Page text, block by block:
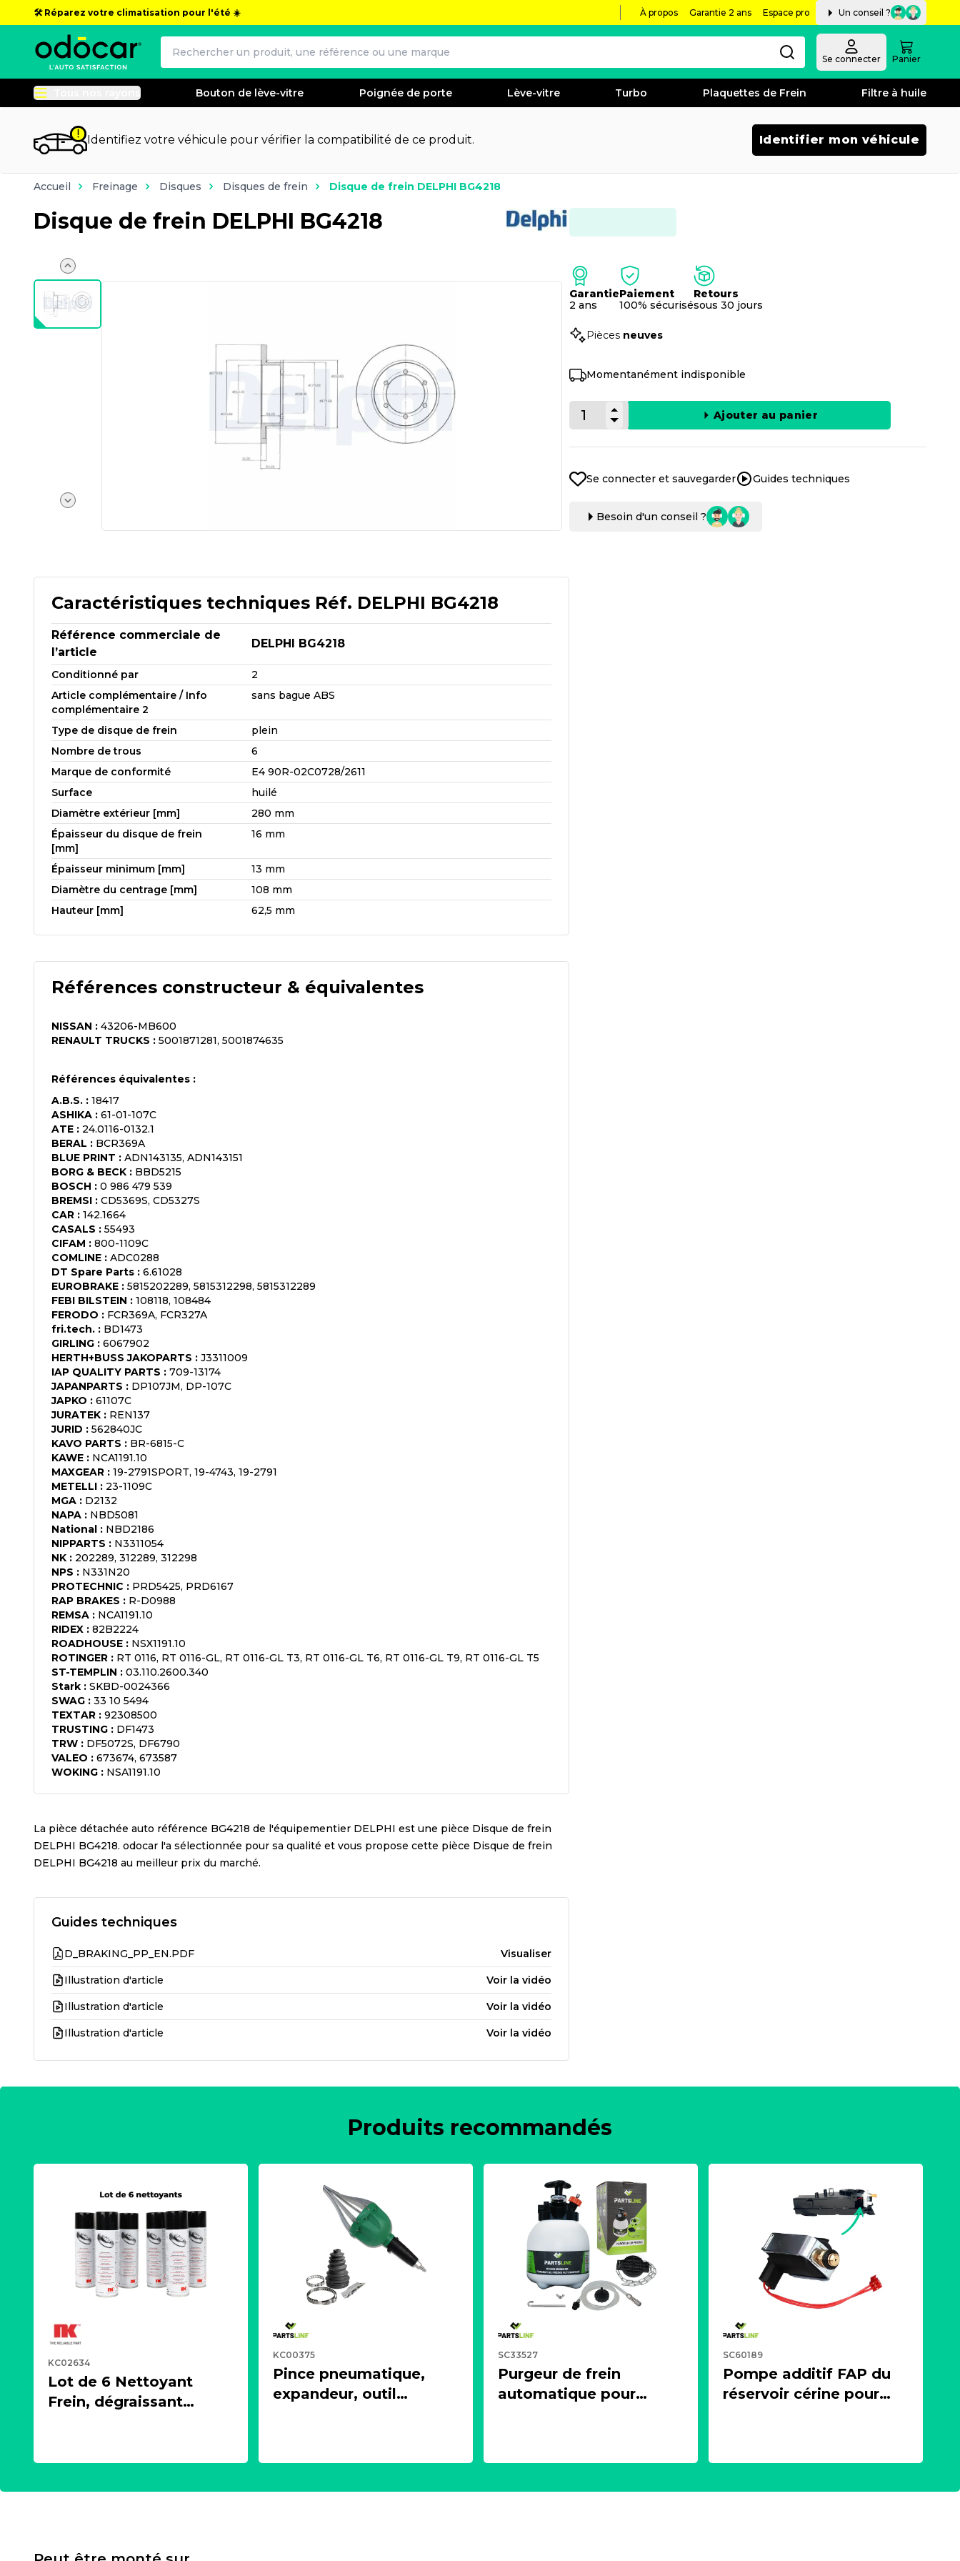
🛠️ Réparez votre climatisation pour l'été ☀️ À propos Garantie 2 ans Espace pro Un conseil ?
Se connecter Panier
Tous nos rayons Bouton de lève-vitre Poignée de porte Lève-vitre Turbo Plaquettes de Frein Filtre à huile
Identifiez votre véhicule pour vérifier la compatibilité de ce produit. Identifier mon véhicule
Accueil Freinage Disques Disques de frein Disque de frein DELPHI BG4218
Disque de frein DELPHI BG4218
Caractéristiques techniques Réf. DELPHI BG4218
Référence commerciale de
l’article
DELPHI BG4218
Conditionné par
2
Article complémentaire / Info
complémentaire 2
sans bague ABS
Type de disque de frein
plein
Nombre de trous
6
Marque de conformité
E4 90R-02C0728/2611
Surface
huilé
Diamètre extérieur [mm]
280 mm
Épaisseur du disque de frein
[mm]
16 mm
Épaisseur minimum [mm]
13 mm
Diamètre du centrage [mm]
108 mm
Hauteur [mm]
62,5 mm
Références constructeur & équivalentes
NISSAN : 43206-MB600
RENAULT TRUCKS : 5001871281, 5001874635
Références équivalentes :
A.B.S. : 18417
ASHIKA : 61-01-107C
ATE : 24.0116-0132.1
BERAL : BCR369A
BLUE PRINT : ADN143135, ADN143151
BORG & BECK : BBD5215
BOSCH : 0 986 479 539
BREMSI : CD5369S, CD5327S
CAR : 142.1664
CASALS : 55493
CIFAM : 800-1109C
COMLINE : ADC0288
DT Spare Parts : 6.61028
EUROBRAKE : 5815202289, 5815312298, 5815312289
FEBI BILSTEIN : 108118, 108484
FERODO : FCR369A, FCR327A
fri.tech. : BD1473
GIRLING : 6067902
HERTH+BUSS JAKOPARTS : J3311009
IAP QUALITY PARTS : 709-13174
JAPANPARTS : DP107JM, DP-107C
JAPKO : 61107C
JURATEK : REN137
JURID : 562840JC
KAVO PARTS : BR-6815-C
KAWE : NCA1191.10
MAXGEAR : 19-2791SPORT, 19-4743, 19-2791
METELLI : 23-1109C
MGA : D2132
NAPA : NBD5081
National : NBD2186
NIPPARTS : N3311054
NK : 202289, 312289, 312298
NPS : N331N20
PROTECHNIC : PRD5425, PRD6167
RAP BRAKES : R-D0988
REMSA : NCA1191.10
RIDEX : 82B2224
ROADHOUSE : NSX1191.10
ROTINGER : RT 0116, RT 0116-GL, RT 0116-GL T3, RT 0116-GL T6, RT 0116-GL T9, RT 0116-GL T5
ST-TEMPLIN : 03.110.2600.340
Stark : SKBD-0024366
SWAG : 33 10 5494
TEXTAR : 92308500
TRUSTING : DF1473
TRW : DF5072S, DF6790
VALEO : 673674, 673587
WOKING : NSA1191.10
La pièce détachée auto référence BG4218 de l'équipementier DELPHI est une pièce Disque de frein
DELPHI BG4218. odocar l'a sélectionnée pour sa qualité et vous propose cette pièce Disque de frein
DELPHI BG4218 au meilleur prix du marché.
Guides techniques
D_BRAKING_PP_EN.PDF Visualiser
Illustration d'article Voir la vidéo
Illustration d'article Voir la vidéo
Illustration d'article Voir la vidéo
Garantie
2 ans
Paiement
100% sécurisé
Retours
sous 30 jours
Pièces neuves
Momentanément indisponible
Ajouter au panier
Se connecter et sauvegarder Guides techniques
Besoin d'un conseil ?
Produits recommandés
KC02634
Lot de 6 Nettoyant
Frein, dégraissant
KC00375
Pince pneumatique,
expandeur, outil
SC33527
Purgeur de frein
automatique pour
SC60189
Pompe additif FAP du
réservoir cérine pour